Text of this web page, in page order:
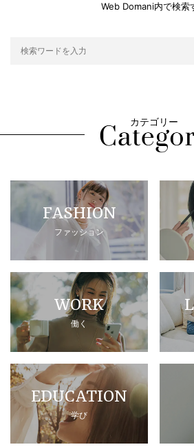
Web Domani内で検索
カテゴリー
FASHION
ファッション
WORK
働く
EDUCATION
学び